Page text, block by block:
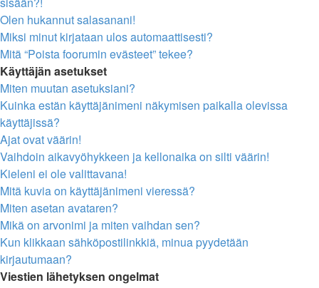
Olen hukannut salasanani!
Miksi minut kirjataan ulos automaattisesti?
Mitä “Poista foorumin evästeet” tekee?
Käyttäjän asetukset
Miten muutan asetuksiani?
Kuinka estän käyttäjänimeni näkymisen paikalla olevissa
käyttäjissä?
Ajat ovat väärin!
Vaihdoin aikavyöhykkeen ja kellonaika on silti väärin!
Kieleni ei ole valittavana!
Mitä kuvia on käyttäjänimeni vieressä?
Miten asetan avataren?
Mikä on arvonimi ja miten vaihdan sen?
Kun klikkaan sähköpostilinkkiä, minua pyydetään
kirjautumaan?
Viestien lähetyksen ongelmat